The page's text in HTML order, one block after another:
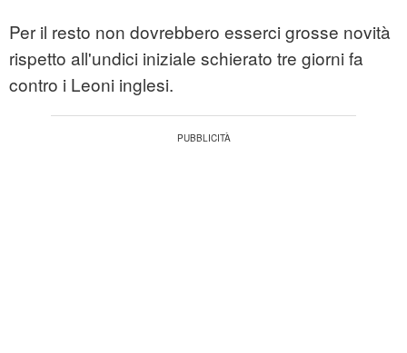
Per il resto non dovrebbero esserci grosse novità
rispetto all'undici iniziale schierato tre giorni fa
contro i Leoni inglesi.